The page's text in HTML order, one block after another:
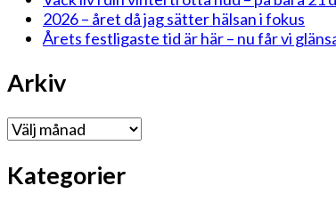
2026 – året då jag sätter hälsan i fokus
Årets festligaste tid är här – nu får vi
Arkiv
Arkiv
Kategorier